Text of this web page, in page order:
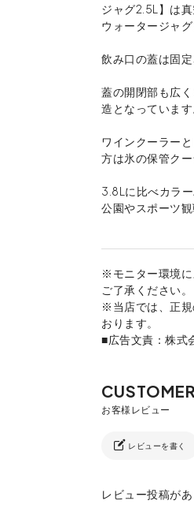
ジャグ2.5L】は
ウォータージャグ
飲み口の蓋は固
蓋の開閉部も広
造となっています
ワインクーラー
方は氷の保管ク
3.8Lに比べカラ
公園やスポーツ
※モニター環境に
ご了承ください。
※当店では、正規
おります。
■広告文責：株式
レビューを書く
レビュー投稿があ